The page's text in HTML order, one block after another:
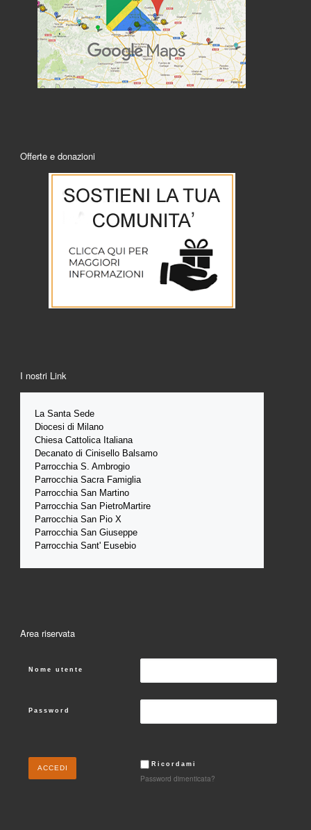
Offerte e donazioni
I nostri Link
La Santa Sede
Diocesi di Milano
Chiesa Cattolica Italiana
Decanato di Cinisello Balsamo
Parrocchia S. Ambrogio
Parrocchia Sacra Famiglia
Parrocchia San Martino
Parrocchia San PietroMartire
Parrocchia San Pio X
Parrocchia San Giuseppe
Parrocchia Sant' Eusebio
Area riservata
Nome utente
Password
Ricordami
Password dimenticata?